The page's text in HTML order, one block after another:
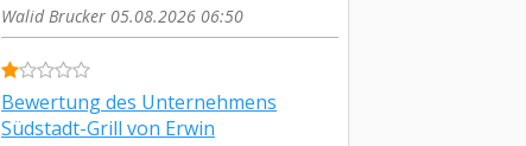
Walid Brucker 05.08.2026 06:50
Bewertung des Unternehmens
Südstadt-Grill von Erwin